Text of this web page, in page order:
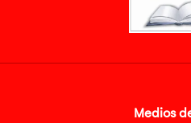
Medios